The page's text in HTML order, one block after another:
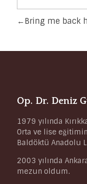
Bring me back
Op. Dr. Deniz
1979 yılında
Orta ve lise
Baldöktü Anadolu
2003 yılında
mezun oldum.